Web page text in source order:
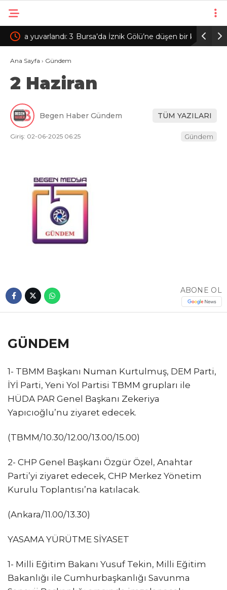
3 Bursa’da İznik Gölü’ne düşen bir kişi hayatını
kaybetti
Nefes
Ana Sayfa › Gündem
2 Haziran
Begen Haber Gündem TÜM YAZILARI
Giriş: 02-06-2025 06:25 Gündem
ABONE OL
GÜNDEM
1- TBMM Başkanı Numan Kurtulmuş, DEM Parti,
İYİ Parti, Yeni Yol Partisi TBMM grupları ile
HÜDA PAR Genel Başkanı Zekeriya
Yapıcıoğlu’nu ziyaret edecek.
(TBMM/10.30/12.00/13.00/15.00)
2- CHP Genel Başkanı Özgür Özel, ⁠⁠Anahtar
Parti’yi ziyaret edecek, CHP Merkez Yönetim
Kurulu Toplantısı’na katılacak.
(Ankara/11.00/13.30)
YASAMA YÜRÜTME SİYASET
1- Milli Eğitim Bakanı Yusuf Tekin, Milli Eğitim
Bakanlığı ile Cumhurbaşkanlığı Savunma